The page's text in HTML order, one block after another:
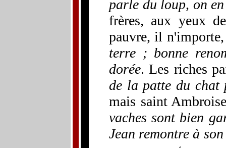
parle du loup, on
frères, aux yeux
pauvre, il
terre ; bonne
dorée. Les riches
de la patte du
mais saint
vaches sont bien
Jean remontre à